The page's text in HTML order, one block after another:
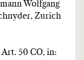
Wolfgang
Zurich
50 CO, in: